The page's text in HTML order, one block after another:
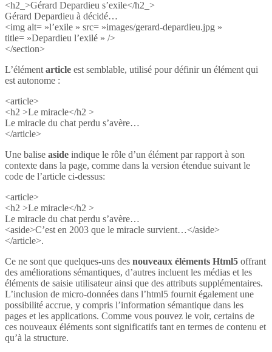
<h2_>Gérard Depardieu s’exile</h2_>
Gérard Depardieu à décidé…
<img alt= »l’exile » src= »images/gerard-depardieu.jpg »
title= »Depardieu l’exilé » />
</section>
L’élément article est semblable, utilisé pour définir un élément qui
est autonome :
<article>
<h2 >Le miracle</h2 >
Le miracle du chat perdu s’avère…
</article>
Une balise aside indique le rôle d’un élément par rapport à son
contexte dans la page, comme dans la version étendue suivant le
code de l’article ci-dessus:
<article>
<h2 >Le miracle</h2 >
Le miracle du chat perdu s’avère…
<aside>C’est en 2003 que le miracle survient…</aside>
</article>.
Ce ne sont que quelques-uns des nouveaux éléments Html5 offrant
des améliorations sémantiques, d’autres incluent les médias et les
éléments de saisie utilisateur ainsi que des attributs supplémentaires.
L’inclusion de micro-données dans l’html5 fournit également une
possibilité accrue, y compris l’information sémantique dans les
pages et les applications. Comme vous pouvez le voir, certains de
ces nouveaux éléments sont significatifs tant en termes de contenu et
qu’à la structure.